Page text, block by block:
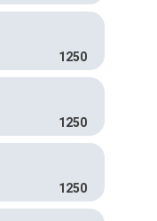
1250
1250
1250